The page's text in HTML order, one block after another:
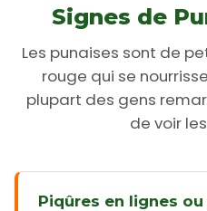
Signes de
Les punaises sont de
rouge qui se
plupart des gens
de voir
Piqûres en lignes